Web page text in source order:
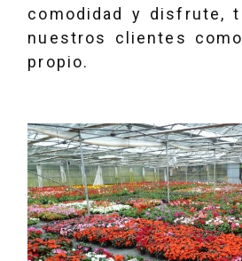
comodidad y disfrute,
nuestros clientes
propio.